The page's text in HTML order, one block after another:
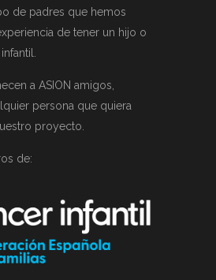
de padres que hemos
de tener un hijo o
a ASION amigos,
persona que quiera
proyecto.
de: